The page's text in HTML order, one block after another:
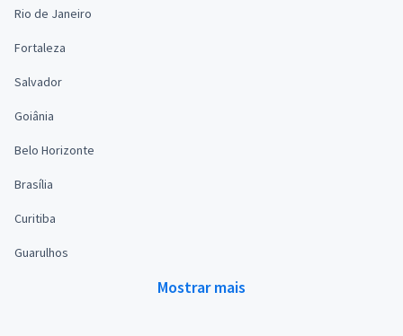
Rio de Janeiro
Fortaleza
Salvador
Goiânia
Belo Horizonte
Brasília
Curitiba
Guarulhos
Mostrar mais